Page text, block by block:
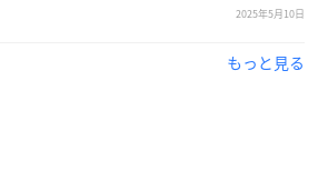
2025年5月10日
もっと見る